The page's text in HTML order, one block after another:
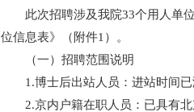
此次招聘涉及我院33个用人单位
位信息表》（附件1）。
（一）招聘范围说明
1.博士后出站人员：进站时间已
2.京内户籍在职人员：已具有北